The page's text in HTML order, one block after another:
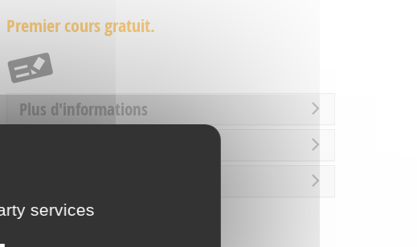
Premier cours gratuit.
Plus d'informations
services